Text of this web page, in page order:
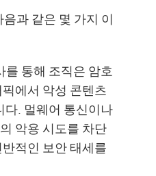
과 같은 몇 가지 이
를 통해 조직은 암호
에서 악성 콘텐츠
다. 멀웨어 통신이나
악용 시도를 차단
적인 보안 태세를